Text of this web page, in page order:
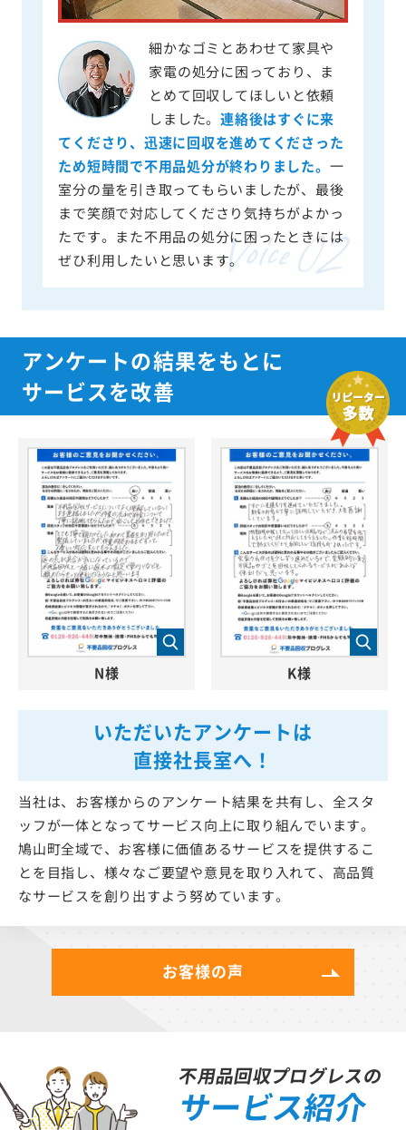
細かなゴミとあわせて家具や
家電の処分に困っており、ま
とめて回収してほしいと依頼
しました。連絡後はすぐに来
てくださり、迅速に回収を進めてくださった
ため短時間で不用品処分が終わりました。 一
室分の量を引き取ってもらいましたが、最後
まで笑顔で対応してくださり気持ちがよかっ
たです。また不用品の処分に困ったときには
ぜひ利用したいと思います。
アンケートの結果をもとに
サービスを改善
いただいたアンケートは
直接社長室へ！
当社は、お客様からのアンケート結果を共有し、全スタ
ッフが一体となってサービス向上に取り組んでいます。
鳩山町全域で、お客様に価値あるサービスを提供するこ
とを目指し、様々なご要望や意見を取り入れて、高品質
なサービスを創り出すよう努めています。
N様 K様
お客様の声
不用品回収プログレスの
サービス紹介